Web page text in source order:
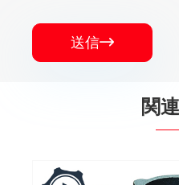
送信
関